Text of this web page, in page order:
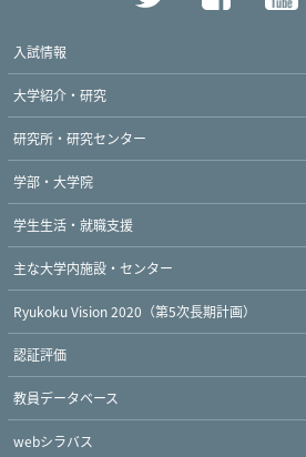
入試情報
大学紹介・研究
研究所・研究センター
学部・大学院
学生生活・就職支援
主な大学内施設・センター
Ryukoku Vision 2020（第5次長期計画）
認証評価
教員データベース
webシラバス